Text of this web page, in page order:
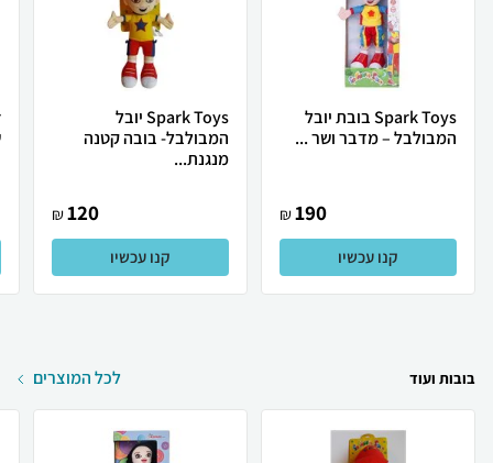
Spark Toys בובת יובל
המבולבל – מדבר ושר ...
190
₪
קנו עכשיו
Spark Toys יובל
המבולבל- בובה קטנה
מנגנת...
120
₪
קנו עכשיו
בובות ועוד לכל המוצרים